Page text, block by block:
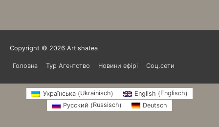
Copyright © 2026 Artishatea
Головна Тур Агентство Новини ефірі Соц.сети
Українська(Ukrainisch) English (Englisch)
Русский (Russisch) Deutsch